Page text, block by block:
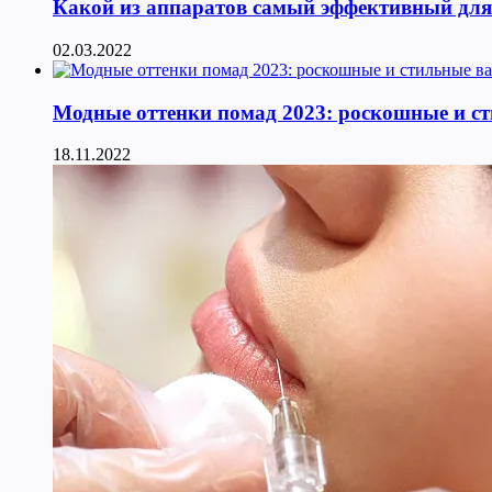
Какой из аппаратов самый эффективный
02.03.2022
Модные оттенки помад 2023: роскошные и
18.11.2022